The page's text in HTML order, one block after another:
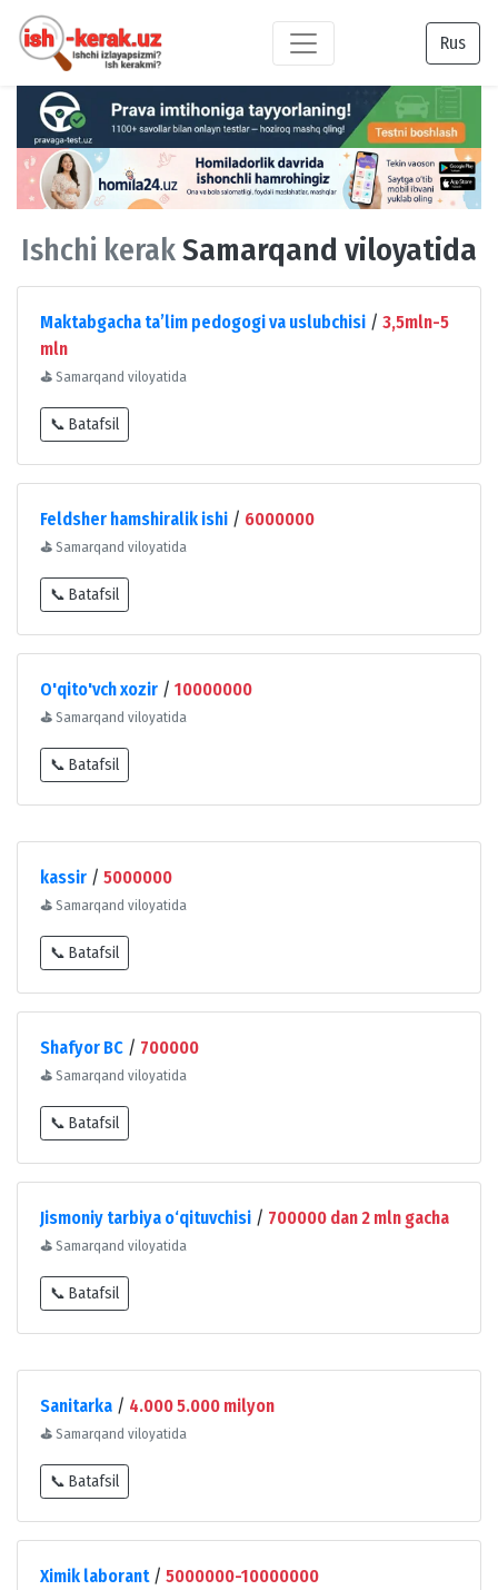
Rus
Ishchi kerakSamarqand viloyatida
Maktabgacha taʼlim pedogogi va uslubchisi / 3,5mln-5
mln
⛳ Samarqand viloyatida
📞 Batafsil
Feldsher hamshiralik ishi / 6000000
⛳ Samarqand viloyatida
📞 Batafsil
O'qito'vch xozir / 10000000
⛳ Samarqand viloyatida
📞 Batafsil
kassir / 5000000
⛳ Samarqand viloyatida
📞 Batafsil
Shafyor BC / 700000
⛳ Samarqand viloyatida
📞 Batafsil
Jismoniy tarbiya o‘qituvchisi / 700000 dan 2 mln gacha
⛳ Samarqand viloyatida
📞 Batafsil
Sanitarka / 4.000 5.000 milyon
⛳ Samarqand viloyatida
📞 Batafsil
Ximik laborant/ 5000000-10000000